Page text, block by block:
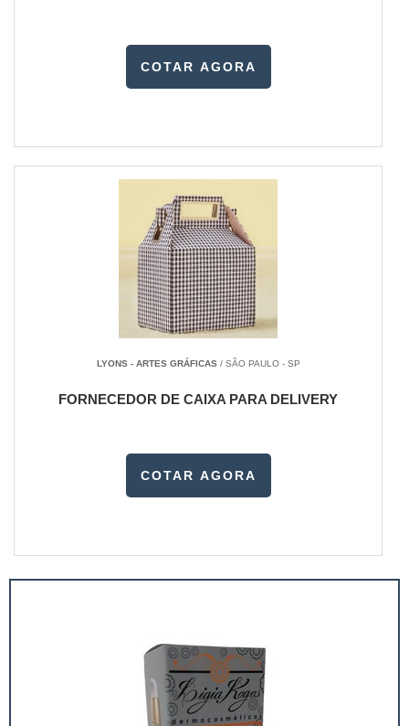
COTAR AGORA
LYONS - ARTES GRÁFICAS/ SÃO PAULO - SP
FORNECEDOR DE CAIXA PARA DELIVERY
COTAR AGORA